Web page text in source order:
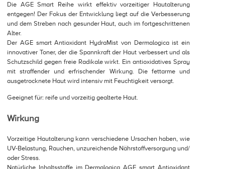
Die AGE Smart Reihe wirkt effektiv vorzeitiger Hautalterung
entgegen! Der Fokus der Entwicklung liegt auf die Verbesserung
und dem Streben nach gesunder Haut, auch im fortgeschrittenen
Alter.
Der AGE smart Antioxidant HydraMist von Dermalogica ist ein
innovativer Toner, der die Spannkraft der Haut verbessert und als
Schutzschild gegen freie Radikale wirkt. Ein antioxidatives Spray
mit straffender und erfrischender Wirkung. Die fettarme und
ausgetrocknete Haut wird intensiv mit Feuchtigkeit versorgt.
Geeignet für: reife und vorzeitig gealterte Haut.
Wirkung
Vorzeitige Hautalterung kann verschiedene Ursachen haben, wie
UV-Belastung, Rauchen, unzureichende Nährstoffversorgung und/
oder Stress.